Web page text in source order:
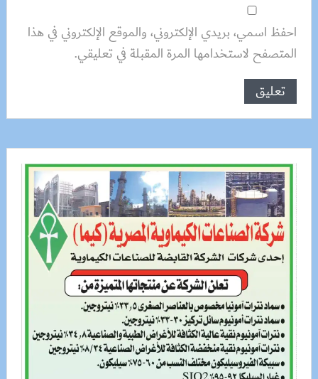
احفظ اسمي، بريدي الإلكتروني، والموقع الإلكتروني في هذا
المتصفح لاستخدامها المرة المقبلة في تعليقي.